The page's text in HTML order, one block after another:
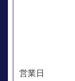
営業日